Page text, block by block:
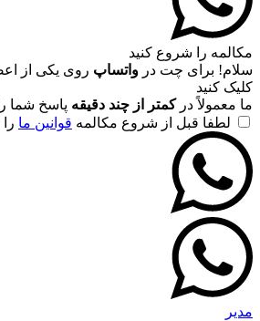
مکالمه را شروع کنید
سلام! برای چت در واتساپ روی یکی از
کلیک کنید
ما معمولاً درکمتر از چند دقیقه پاسخ شما
لطفا قبل از شروع مکالمه قوانین ما
مدیر